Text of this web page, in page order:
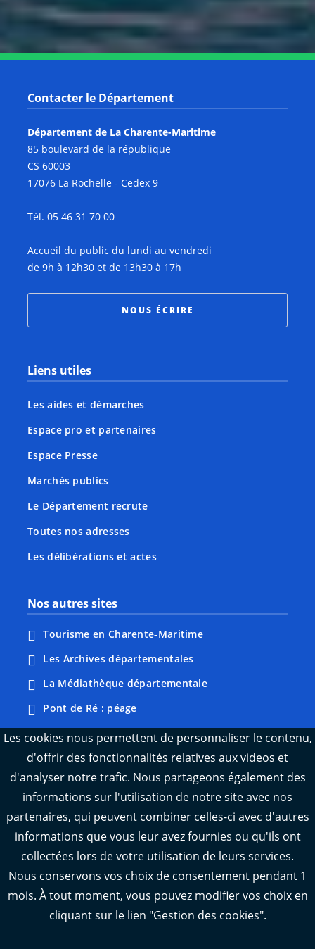
Contacter le Département
Département de La Charente-Maritime
85 boulevard de la république
CS 60003
17076 La Rochelle - Cedex 9
Tél. 05 46 31 70 00
Accueil du public du lundi au vendredi
de 9h à 12h30 et de 13h30 à 17h
NOUS ÉCRIRE
Liens utiles
Les aides et démarches
Espace pro et partenaires
Espace Presse
Marchés publics
Le Département recrute
Toutes nos adresses
Les délibérations et actes
Nos autres sites
Tourisme en Charente-Maritime
Les Archives départementales
La Médiathèque départementale
Pont de Ré : péage
Webcams : Ré info trafic
Webcams : Oléron info trafic
Manger 17
L'Observatoire des territoires de Charente-
Maritime
Les cookies nous permettent de personnaliser le contenu,
d'offrir des fonctionnalités relatives aux videos et
d'analyser notre trafic. Nous partageons également des
informations sur l'utilisation de notre site avec nos
partenaires, qui peuvent combiner celles-ci avec d'autres
informations que vous leur avez fournies ou qu'ils ont
collectées lors de votre utilisation de leurs services.
Nous conservons vos choix de consentement pendant 1
mois. À tout moment, vous pouvez modifier vos choix en
cliquant sur le lien "Gestion des cookies".